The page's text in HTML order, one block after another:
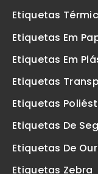
Etiquetas
Etiquetas Em
Etiquetas Em
Etiquetas
Etiquetas
Etiquetas De
Etiquetas De
Etiquetas Zebra